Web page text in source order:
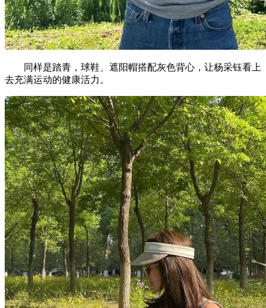
同样是踏青，球鞋、遮阳帽搭配灰色背心，让杨采钰看上
去充满运动的健康活力。